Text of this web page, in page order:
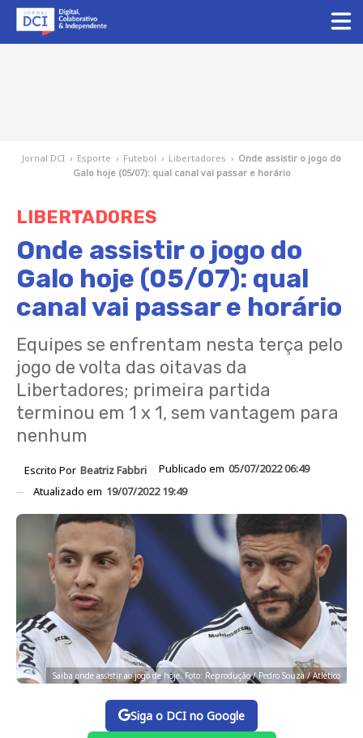
Jornal DCI › Esporte › Futebol › Libertadores › Onde assistir o jogo do
Galo hoje (05/07): qual canal vai passar e horário
LIBERTADORES
Onde assistir o jogo do
Galo hoje (05/07): qual
canal vai passar e horário
Equipes se enfrentam nesta terça pelo
jogo de volta das oitavas da
Libertadores; primeira partida
terminou em 1 x 1, sem vantagem para
nenhum
Escrito Por Beatriz Fabbri Publicado em 05/07/2022 06:49
Atualizado em 19/07/2022 19:49
Saiba onde assistir ao jogo de hoje. Foto: Reprodução / Pedro Souza / Atlético
Siga o DCI no Google